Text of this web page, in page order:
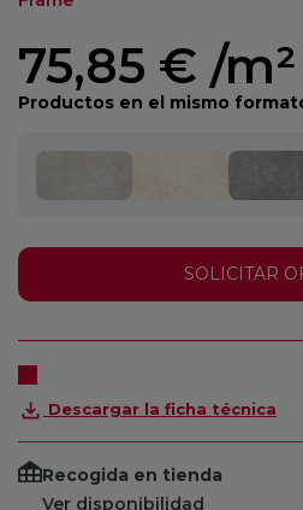
75,85 € /m²
Productos en el mismo
SOLICITAR
Descargar la ficha técnica
Recogida en tienda
Ver disponibilidad